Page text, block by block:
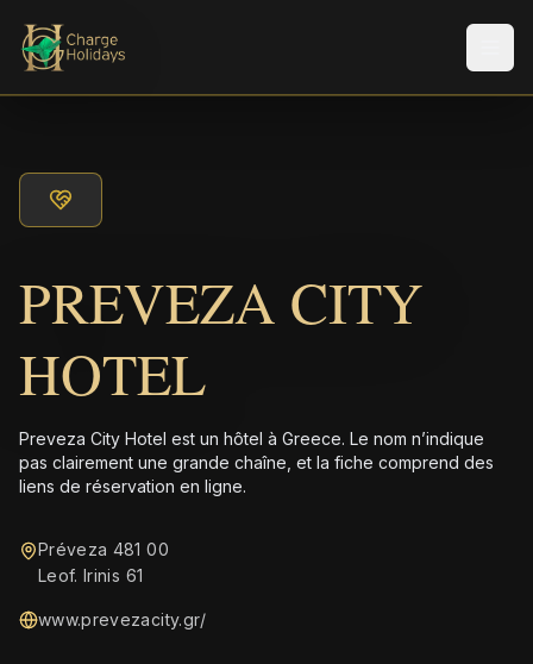
PREVEZA CITY
HOTEL
Preveza City Hotel est un hôtel à Greece. Le nom n’indique
pas clairement une grande chaîne, et la fiche comprend des
liens de réservation en ligne.
Préveza 481 00
Leof. Irinis 61
www.prevezacity.gr/